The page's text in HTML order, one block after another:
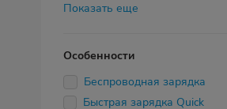
Показать еще
Особенности
Беспроводная зарядка
Быстрая зарядка Quick